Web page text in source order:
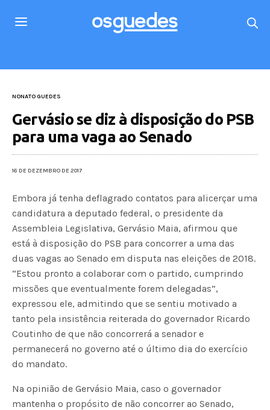
NONATO GUEDES
Gervásio se diz à disposição do PSB
para uma vaga ao Senado
16 DE DEZEMBRO DE 2017
Embora já tenha deflagrado contatos para alicerçar uma
candidatura a deputado federal, o presidente da
Assembleia Legislativa, Gervásio Maia, afirmou que
está à disposição do PSB para concorrer a uma das
duas vagas ao Senado em disputa nas eleições de 2018.
“Estou pronto a colaborar com o partido, cumprindo
missões que eventualmente forem delegadas”,
expressou ele, admitindo que se sentiu motivado a
tanto pela insistência reiterada do governador Ricardo
Coutinho de que não concorrerá a senador e
permanecerá no governo até o último dia do exercício
do mandato.
Na opinião de Gervásio Maia, caso o governador
mantenha o propósito de não concorrer ao Senado,